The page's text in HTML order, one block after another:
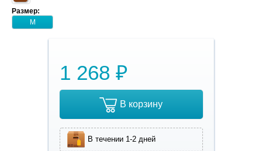
Размер:
M
1 268 ₽
В корзину
В течении 1-2 дней